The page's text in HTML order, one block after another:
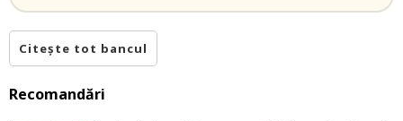
Citește tot bancul
Recomandări